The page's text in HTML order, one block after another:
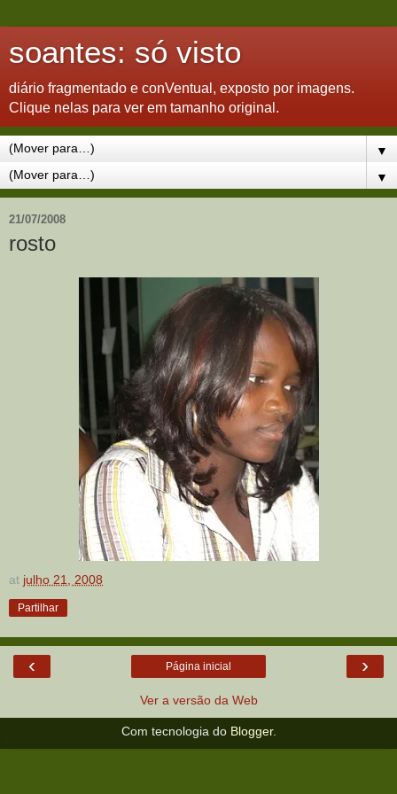
soantes: só visto
diário fragmentado e conVentual, exposto por imagens.
Clique nelas para ver em tamanho original.
▼
▼
21/07/2008
rosto
at julho 21, 2008
Partilhar
‹ ›
Página inicial
Ver a versão da Web
Com tecnologia do Blogger.